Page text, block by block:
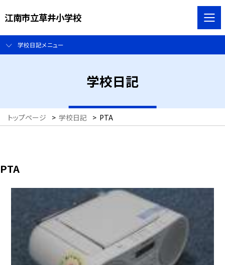
江南市立草井小学校
学校日記メニュー
学校日記
トップページ > 学校日記 > PTA
PTA